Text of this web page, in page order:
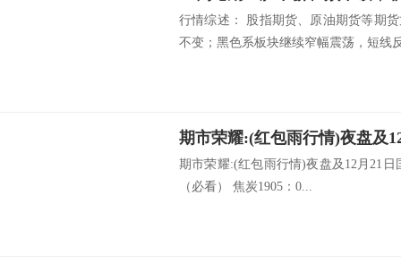
行情综述： 股指期货、原油期货等期
不变；黑色系板块继续窄幅震荡，短线
期市荣耀:(红包雨行情)夜盘及12月21
（必看） 焦炭1905：0...